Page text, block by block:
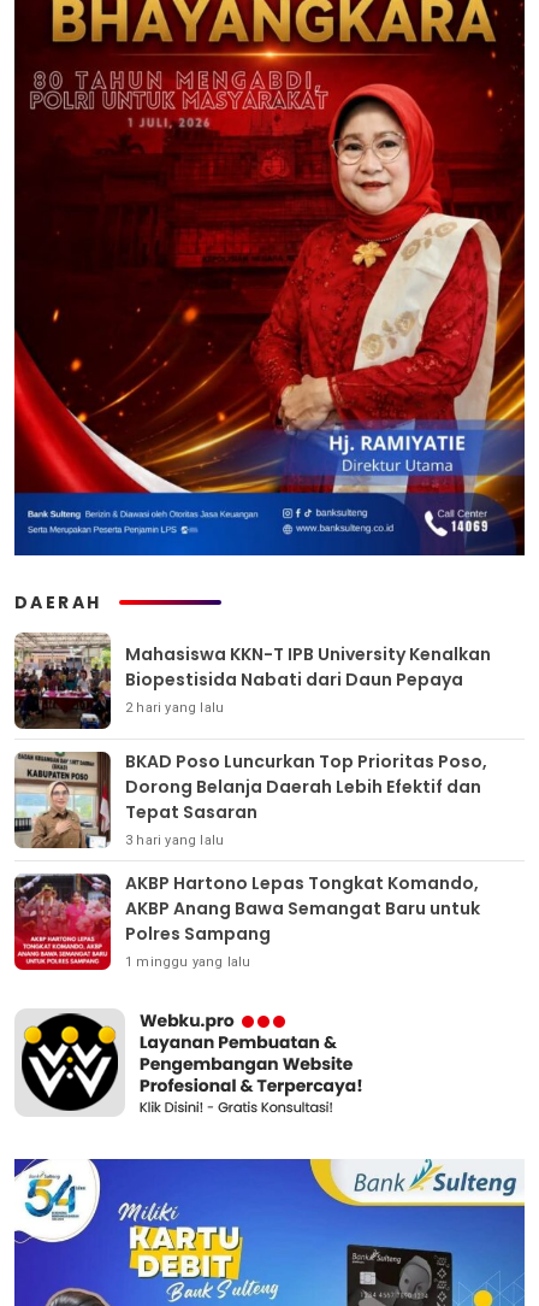
DAERAH
Mahasiswa KKN-T IPB University Kenalkan
Biopestisida Nabati dari Daun Pepaya
2 hari yang lalu
BKAD Poso Luncurkan Top Prioritas Poso,
Dorong Belanja Daerah Lebih Efektif dan
Tepat Sasaran
3 hari yang lalu
AKBP Hartono Lepas Tongkat Komando,
AKBP Anang Bawa Semangat Baru untuk
Polres Sampang
1 minggu yang lalu